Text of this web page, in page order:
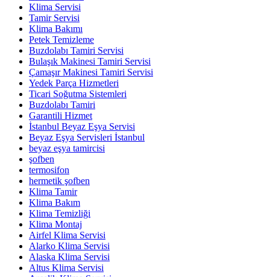
Klima Servisi
Tamir Servisi
Klima Bakımı
Petek Temizleme
Buzdolabı Tamiri Servisi
Bulaşık Makinesi Tamiri Servisi
Çamaşır Makinesi Tamiri Servisi
Yedek Parça Hizmetleri
Ticari Soğutma Sistemleri
Buzdolabı Tamiri
Garantili Hizmet
İstanbul Beyaz Eşya Servisi
Beyaz Eşya Servisleri İstanbul
beyaz eşya tamircisi
şofben
termosifon
hermetik şofben
Klima Tamir
Klima Bakım
Klima Temizliği
Klima Montaj
Airfel Klima Servisi
Alarko Klima Servisi
Alaska Klima Servisi
Altus Klima Servisi